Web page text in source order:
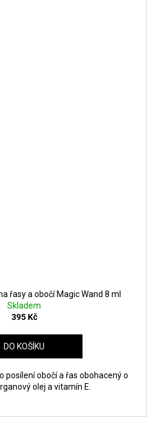
řasy a obočí Magic Wand 8 ml
Skladem
395 Kč
DO KOŠÍKU
posílení obočí a řas obohacený o
olej a vitamín E.